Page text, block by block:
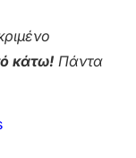
κάτω! Πάντα